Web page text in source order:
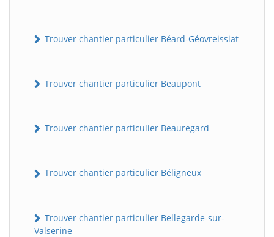
Trouver chantier particulier Béard-Géovreissiat
Trouver chantier particulier Beaupont
Trouver chantier particulier Beauregard
Trouver chantier particulier Béligneux
Trouver chantier particulier Bellegarde-sur-
Valserine